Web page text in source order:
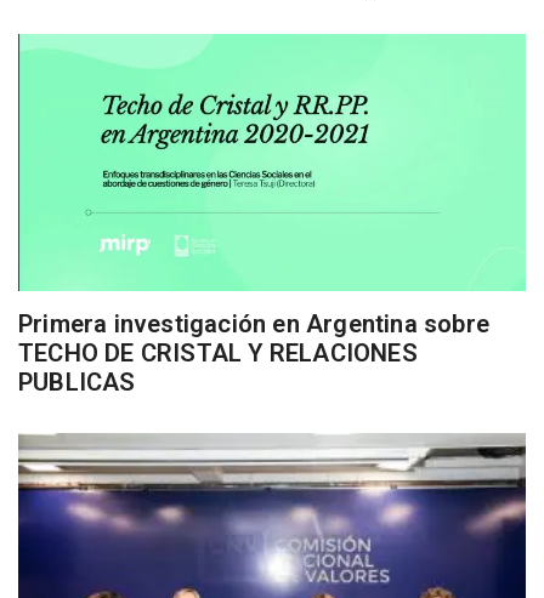
Primera investigación en Argentina sobre
TECHO DE CRISTAL Y RELACIONES
PUBLICAS